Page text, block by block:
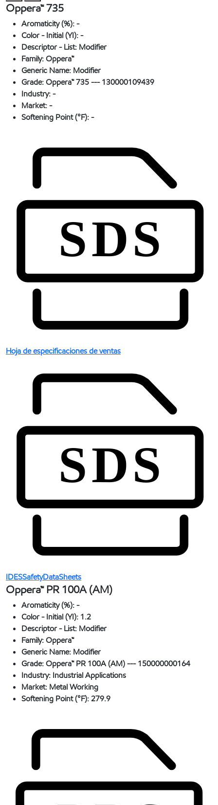
Oppera™ 735
Aromaticity (%):-
Color - Initial (YI):-
Descriptor - List: Modifier
Family:Oppera™
Generic Name: Modifier
Grade:Oppera™ 735 --- 130000109439
Industry:-
Market:-
Softening Point (°F):-
Hoja de especificaciones de ventas
IDESSafetyDataSheets
Oppera™ PR 100A (AM)
Aromaticity (%):-
Color - Initial (YI): 1.2
Descriptor - List: Modifier
Family:Oppera™
Generic Name: Modifier
Grade:Oppera™ PR 100A (AM) --- 150000000164
Industry: Industrial Applications
Market: Metal Working
Softening Point (°F):279.9